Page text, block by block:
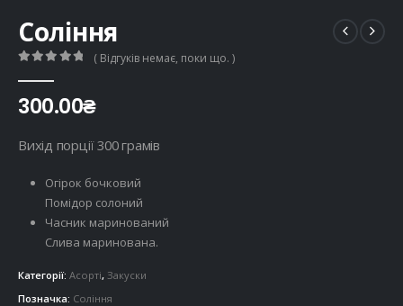
Соління
( Відгуків немає, поки що. )
300.00₴
Вихід порції 300 грамів
Огірок бочковий
Помідор солоний
Часник маринований
Слива маринована.
Категорії: Асорті, Закуски
Позначка: Соління